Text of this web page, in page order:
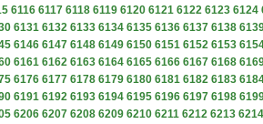
6116 6117 6118 6119 6120 6121 6122 6123 6124
6131 6132 6133 6134 6135 6136 6137 6138
6146 6147 6148 6149 6150 6151 6152 6153
6161 6162 6163 6164 6165 6166 6167 6168
6176 6177 6178 6179 6180 6181 6182 6183
6191 6192 6193 6194 6195 6196 6197 6198
6206 6207 6208 6209 6210 6211 6212 6213 6214